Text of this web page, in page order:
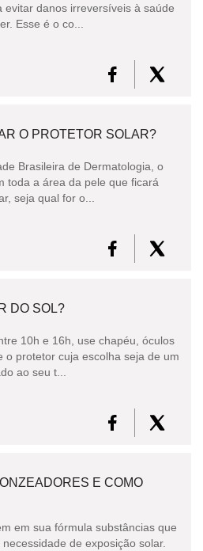
evitar danos irreversíveis à saúde
Esse é o co...
O PROTETOR SOLAR?
Brasileira de Dermatologia, o
toda a área da pele que ficará
seja qual for o...
DO SOL?
10h e 16h, use chapéu, óculos
o protetor cuja escolha seja de um
ao seu t...
E COMO
em sua fórmula substâncias que
de exposição solar.